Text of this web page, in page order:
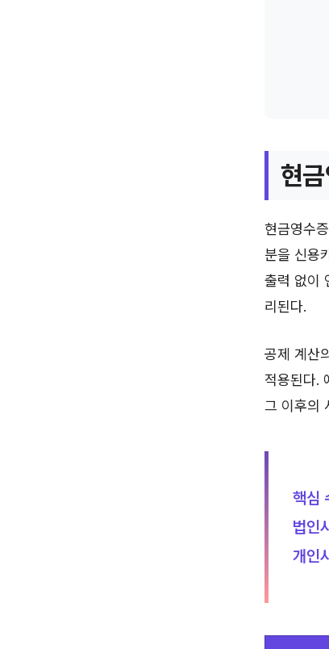
현
현금영수
분을 신용
출력 없이
리된다.
공제 계산
적용된다.
그 이후의
핵심
법인
개인